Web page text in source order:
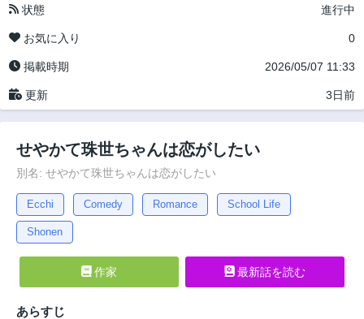
状態 進行中
お気に入り 0
掲載時期 2026/05/07 11:33
更新 3日前
せやかて珠世ちゃんは恋がしたい
別名: せやかて珠世ちゃんは恋がしたい
Ecchi Comedy Romance School Life
Shonen
作家 最新話を読む
あらすじ